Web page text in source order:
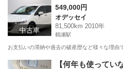
中古車
549,000円
オデッセイ
81,500km 2010年
鶴瀬駅
お支払いの滞納や過去の破産歴など様々な理
埼玉 川越市 鶴瀬駅 オデッセイ
【何年も使ってい